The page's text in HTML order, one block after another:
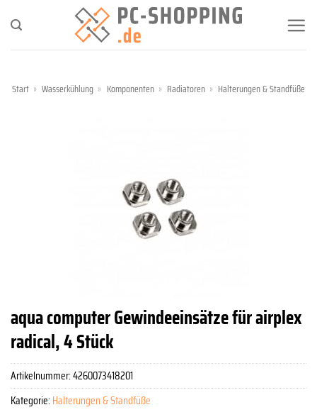
Inhalt
springen
Start » Wasserkühlung » Komponenten » Radiatoren » Halterungen & Standfüße
aqua computer Gewindeeinsätze für airplex
radical, 4 Stück
Artikelnummer:4260073418201
Kategorie:Halterungen & Standfüße